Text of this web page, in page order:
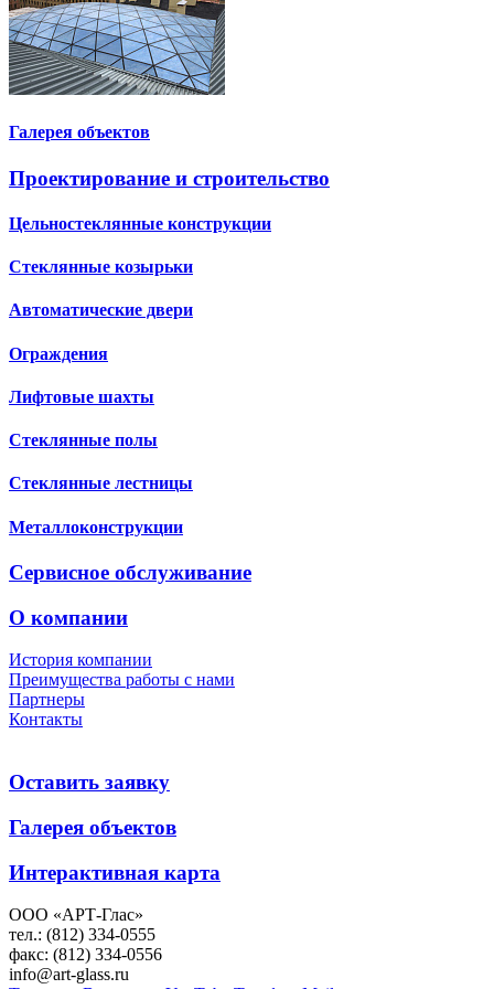
Галерея объектов
Проектирование и строительство
Цельностеклянные конструкции
Стеклянные козырьки
Автоматические двери
Ограждения
Лифтовые шахты
Стеклянные полы
Стеклянные лестницы
Металлоконструкции
Сервисное обслуживание
О компании
История компании
Преимущества работы с нами
Партнеры
Контакты
Оставить заявку
Галерея объектов
Интерактивная карта
ООО «АРТ-Глас»
тел.: (812) 334-0555
факс: (812) 334-0556
info@art-glass.ru